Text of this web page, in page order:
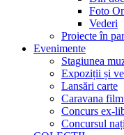
Foto
Vederi
Proiecte în
Evenimente
Stagiunea
Expoziții și
Lansări carte
Caravana
Concurs ex-
Concursul